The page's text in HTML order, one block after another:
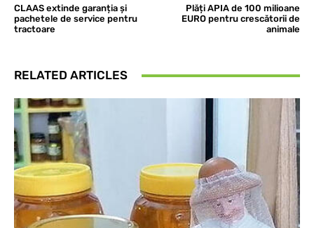
CLAAS extinde garanția și
pachetele de service pentru
tractoare
Plăți APIA de 100 milioane
EURO pentru crescătorii de
animale
RELATED ARTICLES